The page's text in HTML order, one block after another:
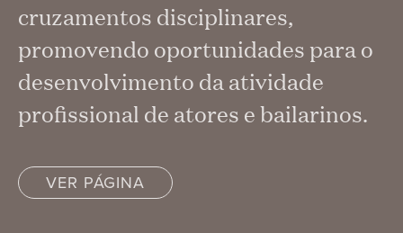
cruzamentos disciplinares,
promovendo oportunidades para o
desenvolvimento da atividade
profissional de atores e bailarinos.
VER PÁGINA